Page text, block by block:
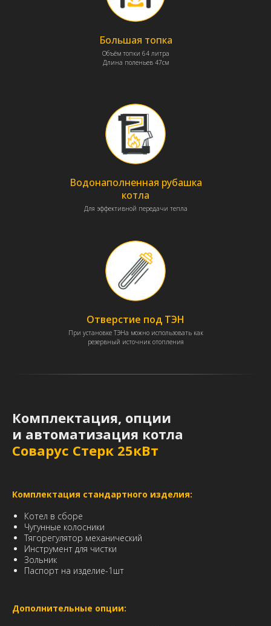
Большая топка
Объём топки 64 литра
Длина поленьев 47см
Водонаполненная рубашка
котла
Для эффективной передачи тепла
Отверстие под ТЭН
При установке ТЭНа можно использовать как
резервный источник отопления
Комплектация, опции
и автоматизация котла
Соварус Стерк 25кВт
Комплектация стандартного изделия:
Котел в сборе
Чугунные колосники
Тягорегулятор механический
Инструмент для чистки
Зольник
Паспорт на изделие-1шт
Дополнительные опции: